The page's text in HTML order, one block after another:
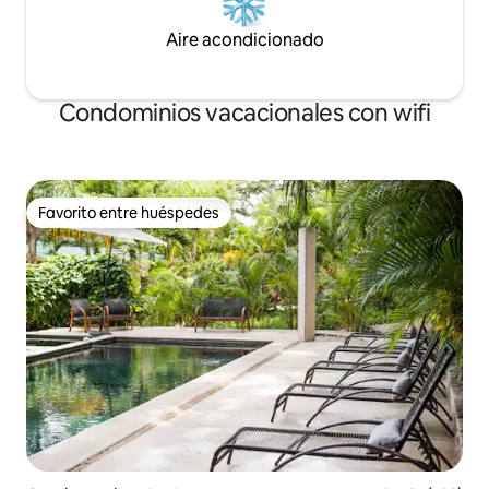
Aire acondicionado
Condominios vacacionales con wifi
Favorito entre huéspedes
Favorito entre huéspedes